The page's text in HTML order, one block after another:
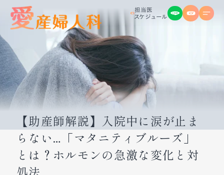
担当医
スケジュール
【助産師解説】入院中に涙が止ま
らない…「マタニティブルーズ」
とは？ホルモンの急激な変化と対